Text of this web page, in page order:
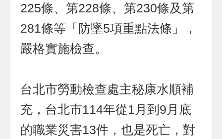
225條、第228條、第230條及第
281條等「防墜5項重點法條」，
嚴格實施檢查。
台北市勞動檢查處主秘康水順補
充，台北市114年從1月到9月底
的職業災害13件，也是死亡，對